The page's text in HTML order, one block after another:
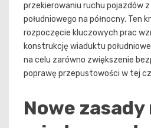
przekierowaniu ruchu pojazdów
południowego na północny. Ten
rozpoczęcie kluczowych prac
konstrukcję wiaduktu
na celu zarówno zwiększenie
poprawę przepustowości w tej
Nowe